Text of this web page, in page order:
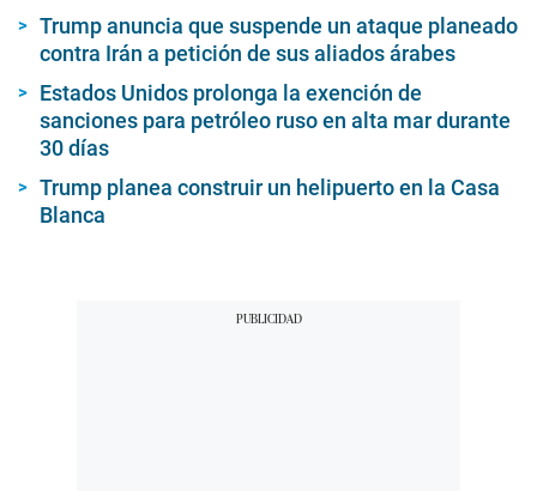
Trump anuncia que suspende un ataque planeado
contra Irán a petición de sus aliados árabes
Estados Unidos prolonga la exención de
sanciones para petróleo ruso en alta mar durante
30 días
Trump planea construir un helipuerto en la Casa
Blanca